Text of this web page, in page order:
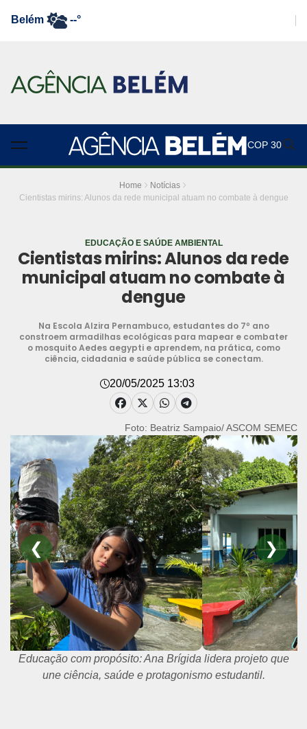
Belém --°
COP 30
Home
Notícias
Cientistas mirins: Alunos da rede municipal atuam no combate à dengue
EDUCAÇÃO E SAÚDE AMBIENTAL
Cientistas mirins: Alunos da rede
municipal atuam no combate à
dengue
Na Escola Alzira Pernambuco, estudantes do 7º ano
constroem armadilhas ecológicas para mapear e combater
o mosquito Aedes aegypti e aprendem, na prática, como
ciência, cidadania e saúde pública se conectam.
20/05/2025 13:03
Foto: Beatriz Sampaio/ ASCOM SEMEC
❮ ❯
Educação com propósito: Ana Brígida lidera projeto que
une ciência, saúde e protagonismo estudantil.